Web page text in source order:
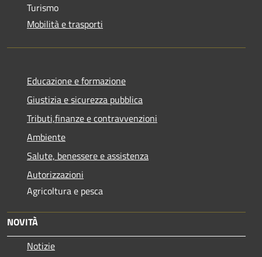
Turismo
Mobilità e trasporti
Educazione e formazione
Giustizia e sicurezza pubblica
Tributi,finanze e contravvenzioni
Ambiente
Salute, benessere e assistenza
Autorizzazioni
Agricoltura e pesca
NOVITÀ
Notizie